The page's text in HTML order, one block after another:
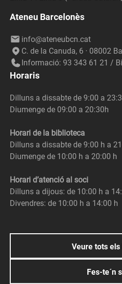
Ateneu Barcelonès
info@ateneubcn.cat
C. de la Canuda, 6 · 08002
Informació: 93 343 61 21 /
Horaris
Dilluns a dissabte de 9:00 a
Diumenge de 09:00 a 20:30h
Horari de la biblioteca
Dilluns a dissabte de 9:00 h a
Diumenge de 10:00 h a 20:00 h
Horari d’atenció al soci
Dilluns a dijous: de 10:00 h a
Divendres: de 10:00 h a 14:00 h
Veure tots
Fes-te´n